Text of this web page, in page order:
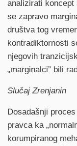
analizirati
se zapravo
društva tog
kontradiktornosti
njegovih
„marginalci” bili
Slučaj Zrenjanin
Dosadašnji
pravca ka
korumpiranog